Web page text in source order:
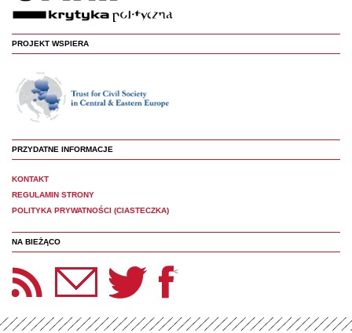
PROJEKT WSPIERA
PRZYDATNE INFORMACJE
KONTAKT
REGULAMIN STRONY
POLITYKA PRYWATNOŚCI (CIASTECZKA)
NA BIEŻĄCO
Panoptyka Facebook <